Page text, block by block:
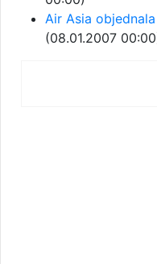
Air Asia
(08.01.2007